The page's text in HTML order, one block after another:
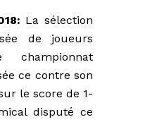
La sélection
de joueurs
ce contre son
le score de 1-
disputé ce